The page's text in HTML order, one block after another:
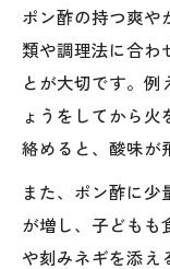
ポン酢
デア
ポン酢
ポン酢
ポン酢の持つ爽や
類や調理法に合わ
とが大切です。例
ょうをしてから
絡めると、酸味が
また、ポン酢に少
が増し、子どもも
や刻みネギを添え